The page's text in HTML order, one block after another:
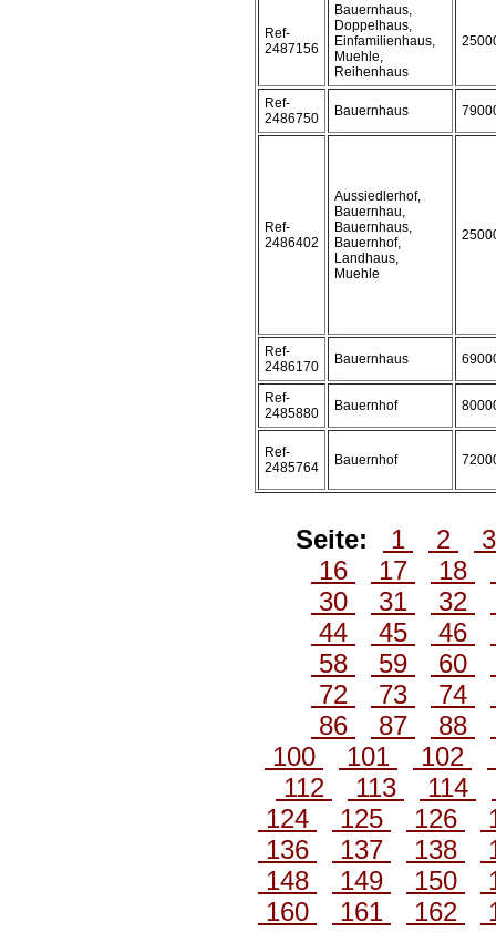
Ref-
2487156
Bauernhaus,
Doppelhaus,
Einfamilienhaus,
Muehle,
Reihenhaus
Ref-
2486750
Bauernhaus
Ref-
2486402
Aussiedlerhof,
Bauernhau,
Bauernhaus,
Bauernhof,
Landhaus,
Muehle
Ref-
2486170
Bauernhaus
Ref-
2485880
Bauernhof
Ref-
2485764
Bauernhof
Seite: 1 2
16
17 18
30
31 32
44
45 46
58
59 60
72
73 74
86
87 88
100
101 102
112
113 114
124
125 126
136
137 138
148
149 150
160
161 162